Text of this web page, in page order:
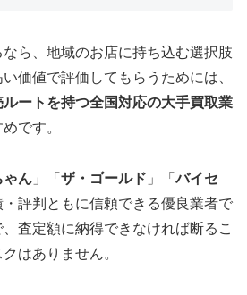
ら、地域のお店に持ち込む選択肢
価値で評価してもらうためには、
ートを持つ全国対応の大手買取業
です。
ゃん 」「 ザ・ゴールド 」「バイセ
評判ともに信頼できる優良業者で
査定額に納得できなければ断るこ
はありません。